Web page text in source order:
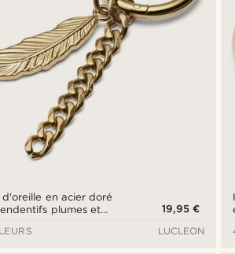
d'oreille en acier doré
plumes et
19,95 €
LUCLEON